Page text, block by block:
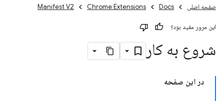
صفحه اصلی Docs
Chrome Extensions
Manifest V2
این مرور مفید بود؟
شروع به کار
در این صفحه